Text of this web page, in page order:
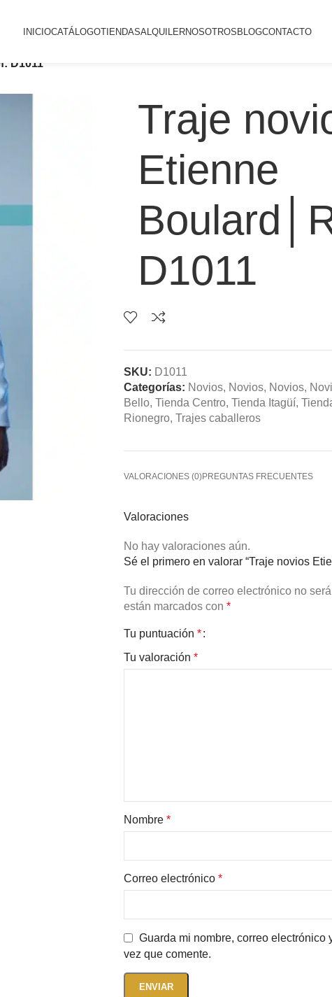
INICIOCATÁLOGOTIENDASALQUILERNOSOTROSBLOGCONTACTO
D1011
Traje
Etienne
D1011
SKU: D1011
Categorías: Novios, Novios, Novios,
Bello, Tienda Centro, Tienda Itagüí,
Rionegro, Trajes caballeros
VALORACIONES (0)PREGUNTAS FRECUENTES
Valoraciones
No hay valoraciones aún.
Sé el primero en valorar “Traje novios
Tu dirección de correo electrónico no
están marcados con *
Tu puntuación *
Tu valoración *
Nombre *
Correo electrónico *
Guarda mi nombre, correo electrónico
vez que comente.